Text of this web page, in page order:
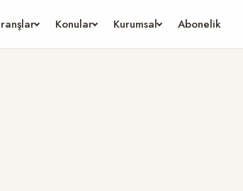
Konular Kurumsal Abonelik